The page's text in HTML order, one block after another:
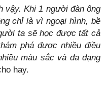
vậy. Khi 1 người đàn ông
chỉ là vì ngoại hình, bề
ta sẽ học được tất cả
phá được nhiều điều
màu sắc và đa dạng
hay.